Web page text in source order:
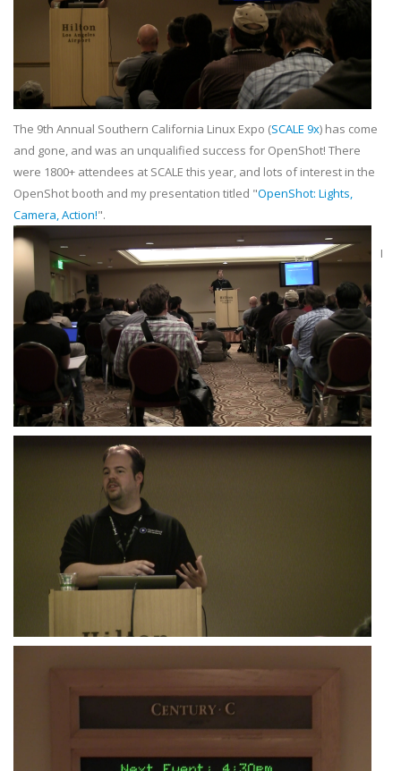
The 9th Annual Southern California Linux Expo (SCALE 9x) has come
and gone, and was an unqualified success for OpenShot! There
were 1800+ attendees at SCALE this year, and lots of interest in the
OpenShot booth and my presentation titled "OpenShot: Lights,
Camera, Action!".
I